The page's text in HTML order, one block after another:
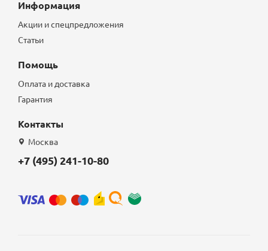
Информация
Акции и спецпредложения
Статьи
Помощь
Оплата и доставка
Гарантия
Контакты
Москва
+7 (495) 241-10-80